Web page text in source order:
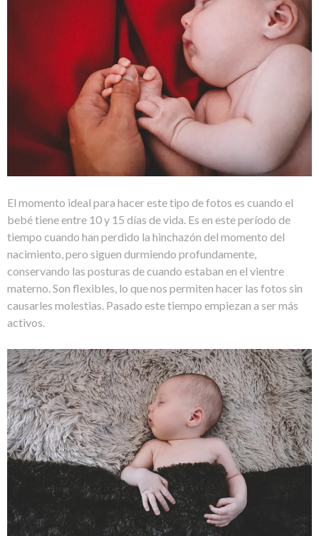
El momento ideal para hacer este tipo de fotos es cuando el
bebé tiene entre 10 y 15 días de vida. Es en este período de
tiempo cuando han perdido la hinchazón del momento del
nacimiento, pero siguen durmiendo profundamente,
conservando las posturas de cuando estaban en el vientre
materno. Son flexibles, lo que nos permiten hacer las fotos sin
causarles molestias. Pasado este tiempo empiezan a ser más
activos.